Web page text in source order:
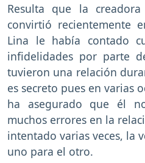
Resulta que la
convirtió recientemente
Lina le había contado
infidelidades por parte
tuvieron una relación
es secreto pues en varias
ha asegurado que él
muchos errores en la
intentado varias veces, la
uno para el otro.